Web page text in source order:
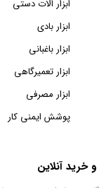
ابزار آلات دستی
ابزار بادی
ابزار باغبانی
ابزار تعمیرگاهی
ابزار مصرفی
پوشش ایمنی کار
خرید آنلاین